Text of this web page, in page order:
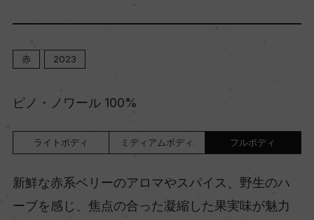
赤 2023
ピノ・ノワール 100%
ライトボディ ミディアムボディ フルボディ
新鮮な赤系ベリーのアロマやスパイス、野生のハ
ーブを感じ、焦点の合った凝縮した果実味が魅力